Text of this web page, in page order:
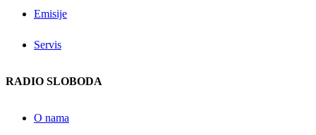
Emisije
Servis
RADIO SLOBODA
O nama